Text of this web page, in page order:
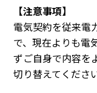
【注意事項】
電気契約を従来電
で、現在よりも電
ずご自身で内容を
切り替えてくださ